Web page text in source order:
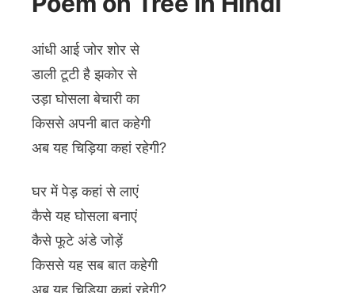
आंधी आई जोर शोर से
डाली टूटी है झकोर से
उड़ा घोसला बेचारी का
किससे अपनी बात कहेगी
अब यह चिड़िया कहां रहेगी?
घर में पेड़ कहां से लाएं
कैसे यह घोसला बनाएं
कैसे फूटे अंडे जोड़ें
किससे यह सब बात कहेगी